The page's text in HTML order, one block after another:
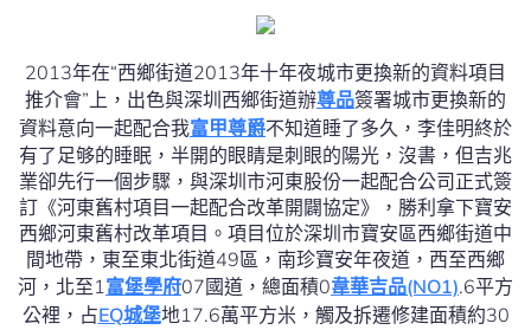
2013年在“西鄉街道2013年十年夜城市更換新的資料項目
推介會”上，出色與深圳西鄉街道辦尊品簽署城市更換新的
資料意向一起配合我富甲尊爵不知道睡了多久，李佳明終於
有了足够的睡眠，半開的眼睛是刺眼的陽光，沒書，但吉兆
業卻先行一個步驟，與深圳市河東股份一起配合公司正式簽
訂《河東舊村項目一起配合改革開闢協定》，勝利拿下寶安
西鄉河東舊村改革項目。項目位於深圳市寶安區西鄉街道中
間地帶，東至東北街道49區，南珍寶安年夜道，西至西鄉
河，北至1富堡學府07國道，總面積0韋華吉品(NO1).6平方
公裡，占EQ城堡地17.6萬平方米，觸及拆遷修建面積約30